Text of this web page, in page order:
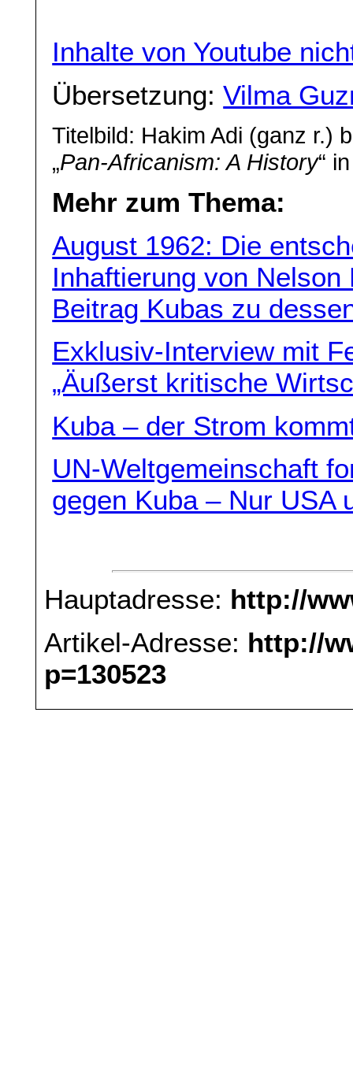
Inhalte von Youtube
Übersetzung:Vilma
Titelbild: Hakim Adi (ganz r.)
„Pan-Africanism: A History“
Mehr zum Thema:
August 1962: Die
Inhaftierung von
Beitrag Kubas zu
Exklusiv-Interview mit
„Äußerst kritische
Kuba – der Strom
UN-Weltgemeinschaft
gegen Kuba – Nur USA
Hauptadresse: http://
Artikel-Adresse: http://
p=130523